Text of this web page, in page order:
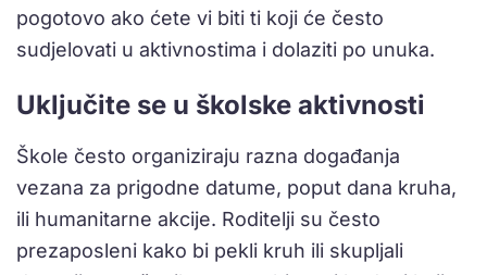
pogotovo ako ćete vi biti ti koji će često
sudjelovati u aktivnostima i dolaziti po unuka.
Uključite se u školske aktivnosti
Škole često organiziraju razna događanja
vezana za prigodne datume, poput dana kruha,
ili humanitarne akcije. Roditelji su često
prezaposleni kako bi pekli kruh ili skupljali